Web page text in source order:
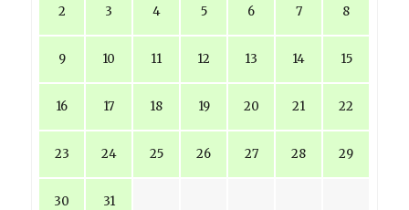
2 3 4 5 6 7 8
9 10 11 12 13 14 15
16 17 18 19 20 21 22
23 24 25 26 27 28 29
30 31